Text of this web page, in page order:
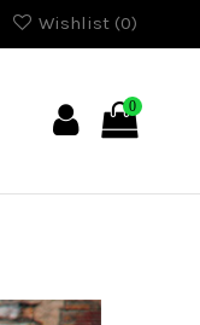
Wishlist (0)
0